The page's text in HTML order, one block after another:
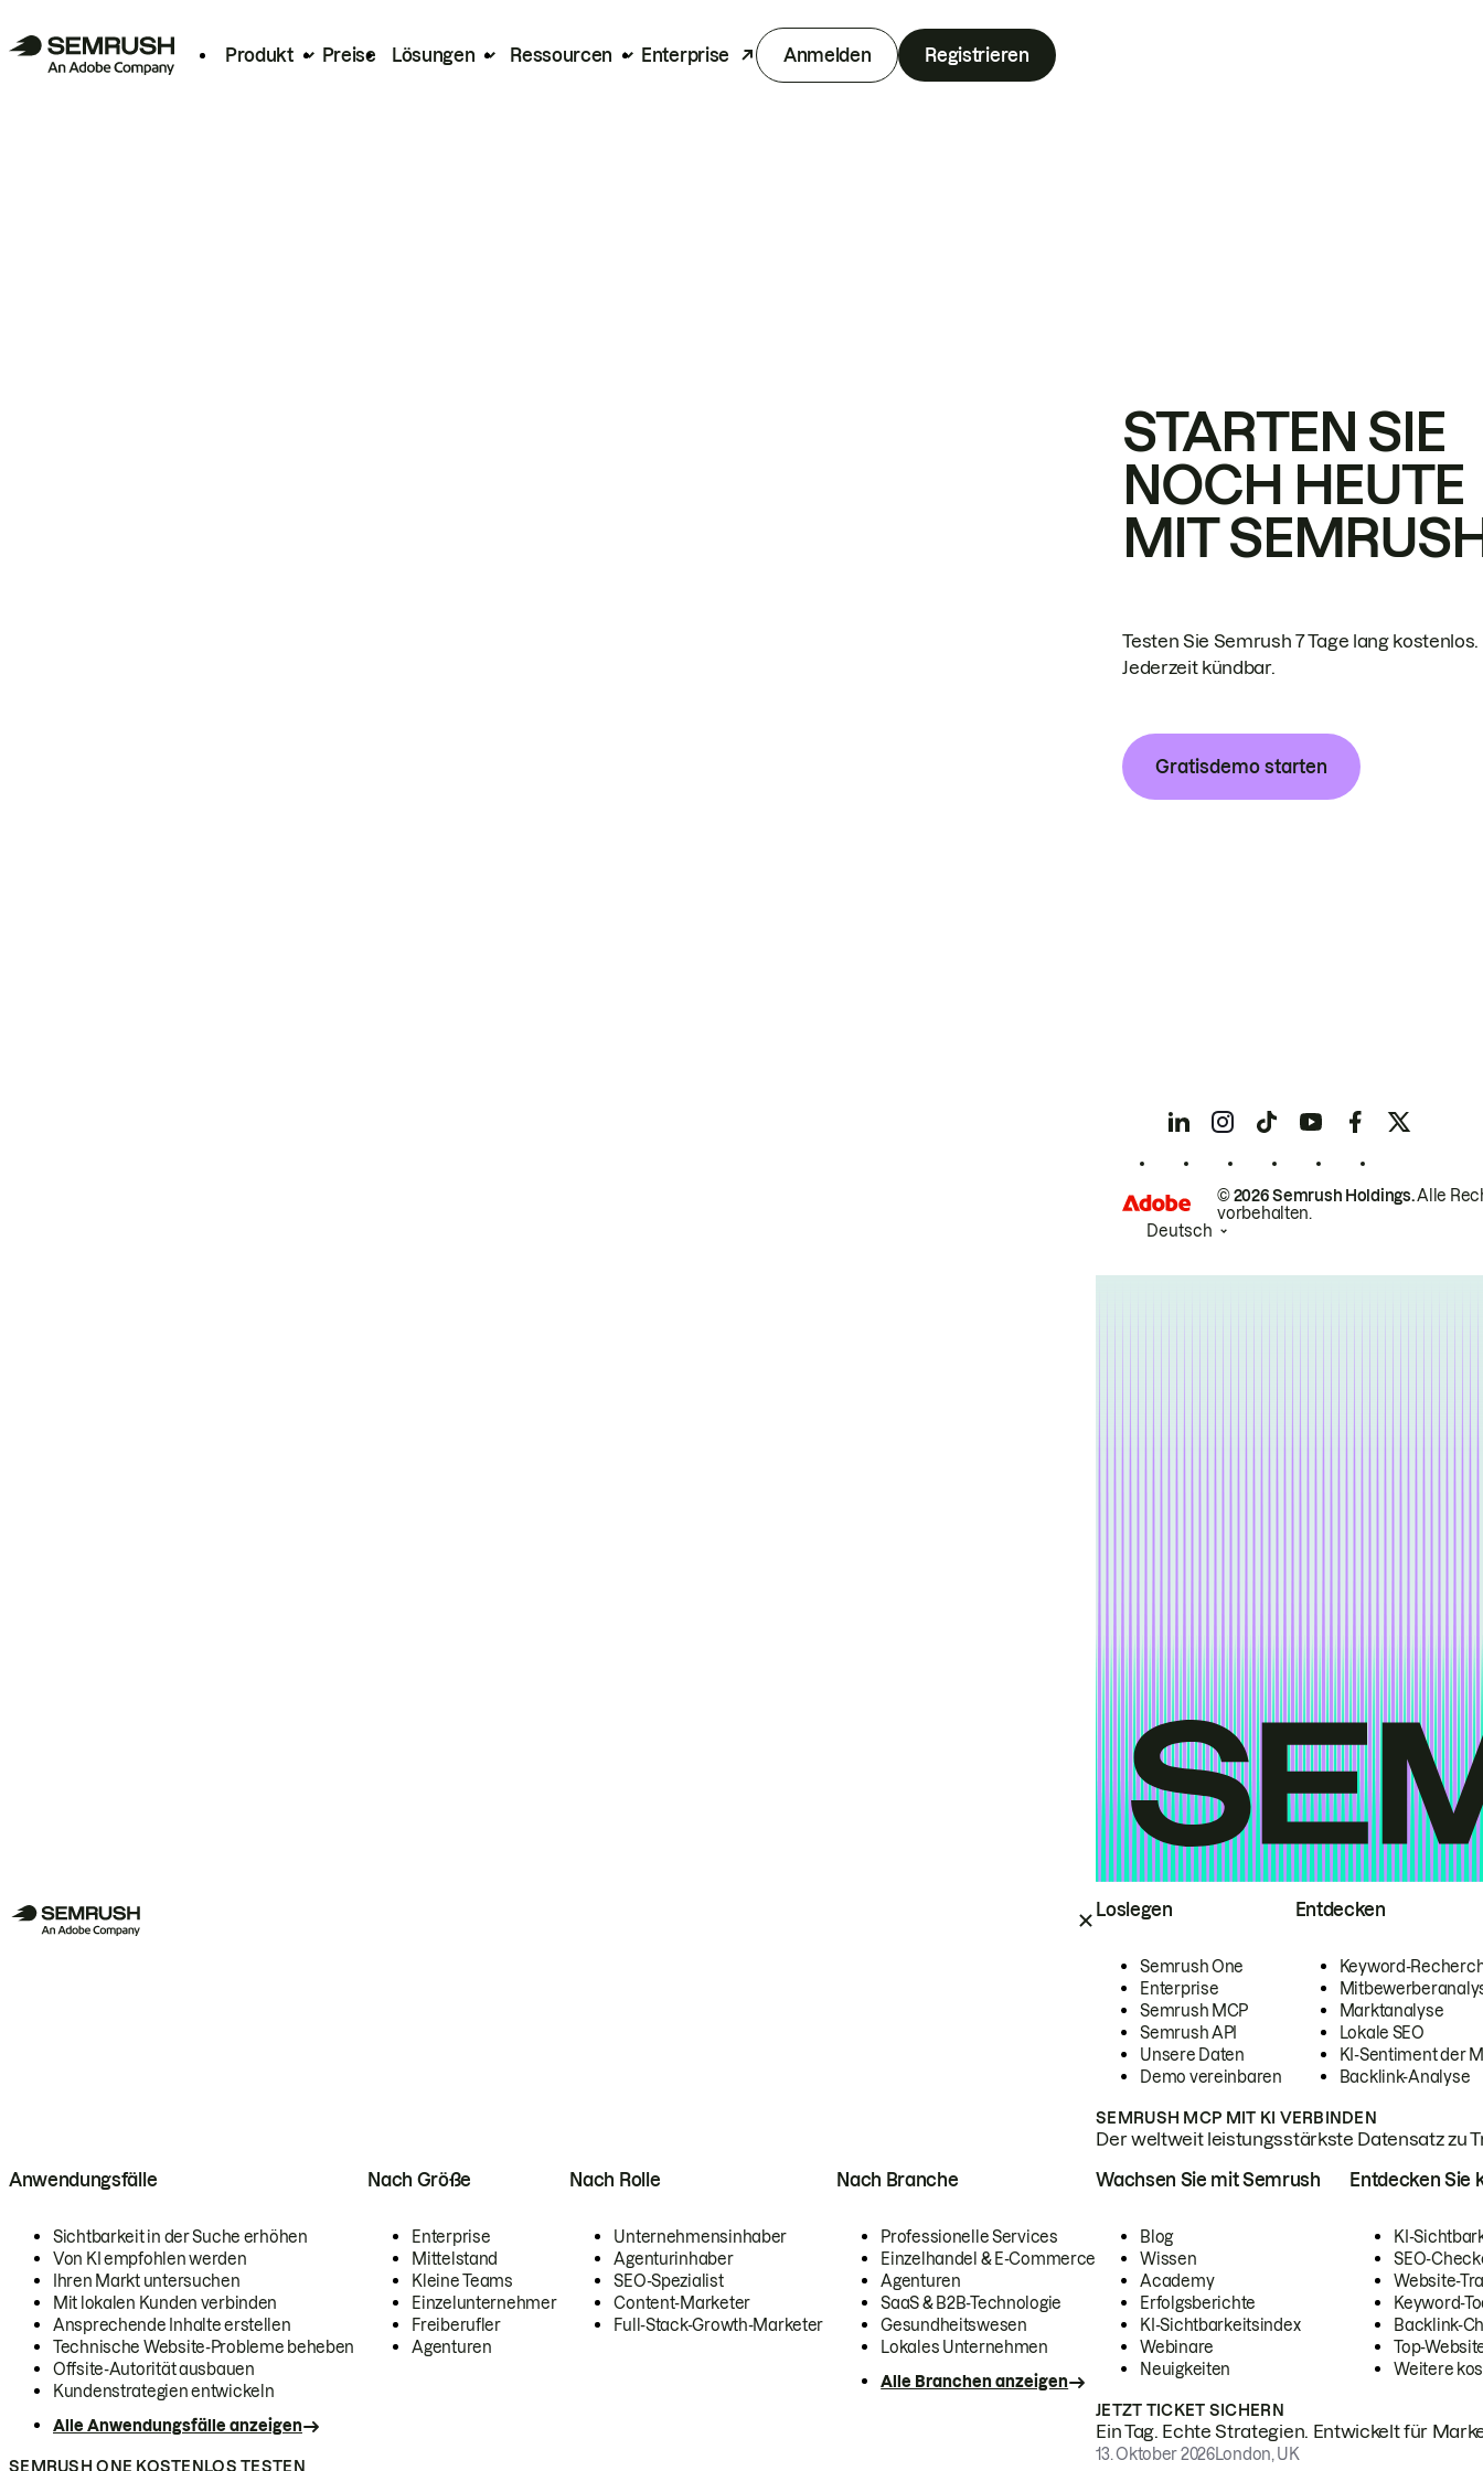
Produkt Preise Lösungen Ressourcen Enterprise Anmelden Registrieren
Loslegen
Semrush One
Enterprise
Semrush MCP
Semrush API
Unsere Daten
Demo vereinbaren
Entdecken
Keyword-
Marktanalyse
Lokale SEO
KI-Sentiment der
Backlink-Analyse
SEMRUSH MCP MIT KI VERBINDEN
Der weltweit leistungsstärkste Datensatz zu
Anwendungsfälle
Sichtbarkeit in der Suche erhöhen
Von KI empfohlen werden
Ihren Markt untersuchen
Mit lokalen Kunden verbinden
Ansprechende Inhalte erstellen
Technische Website-Probleme beheben
Offsite-Autorität ausbauen
Kundenstrategien entwickeln
Alle Anwendungsfälle anzeigen
Nach Größe
Enterprise
Mittelstand
Kleine Teams
Einzelunternehmer
Freiberufler
Agenturen
Nach Rolle
Unternehmensinhaber
Agenturinhaber
SEO-Spezialist
Content-Marketer
Full-Stack-Growth-Marketer
Nach Branche
Professionelle Services
Einzelhandel & E-Commerce
Agenturen
SaaS & B2B-Technologie
Gesundheitswesen
Lokales Unternehmen
Alle Branchen anzeigen
SEMRUSH ONE KOSTENLOS TESTEN
Wachsen Sie mit Semrush
Blog
Wissen
Academy
Erfolgsberichte
KI-Sichtbarkeitsindex
Webinare
Neuigkeiten
Entdecken Sie
KI-
SEO-
Website-
Keyword-
Backlink-
Top-
Weitere
JETZT TICKET SICHERN
Ein Tag. Echte Strategien. Entwickelt für
13. Oktober 2026London, UK
STARTEN SIE
NOCH HEUTE
MIT
Testen Sie Semrush 7 Tage lang kostenlos.
Jederzeit kündbar.
Gratisdemo starten
© 2026 Semrush Holdings.Alle
vorbehalten.
Deutsch